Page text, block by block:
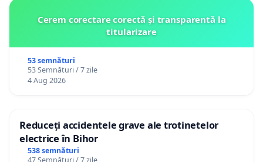
Cerem corectare corectă și transparentă la
titularizare
53 semnături
53 Semnături / 7 zile
4 Aug 2026
Reduceți accidentele grave ale trotinetelor
electrice în Bihor
538 semnături
47 Semnături / 7 zile